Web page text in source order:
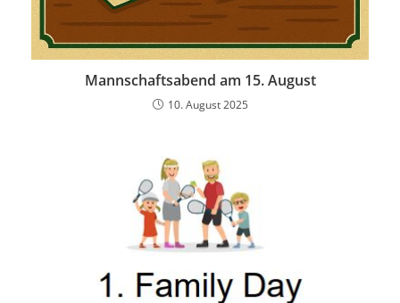
Mannschaftsabend am 15. August
10. August 2025